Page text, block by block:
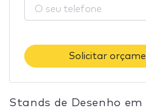
Solicitar
Stands de Desenho